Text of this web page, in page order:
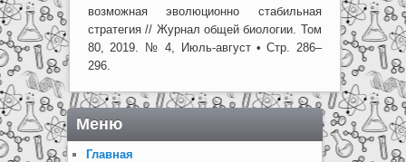
возможная эволюционно стабильная
стратегия // Журнал общей биологии. Том
80, 2019. № 4, Июль-август • Стр. 286–
296.
Меню
Главная